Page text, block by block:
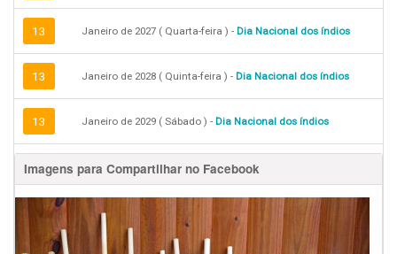
13 Janeiro de 2027 ( Quarta-feira ) - Dia Nacional dos índios
13 Janeiro de 2028 ( Quinta-feira ) - Dia Nacional dos índios
13 Janeiro de 2029 ( Sábado ) - Dia Nacional dos índios
Imagens para Compartilhar no Facebook